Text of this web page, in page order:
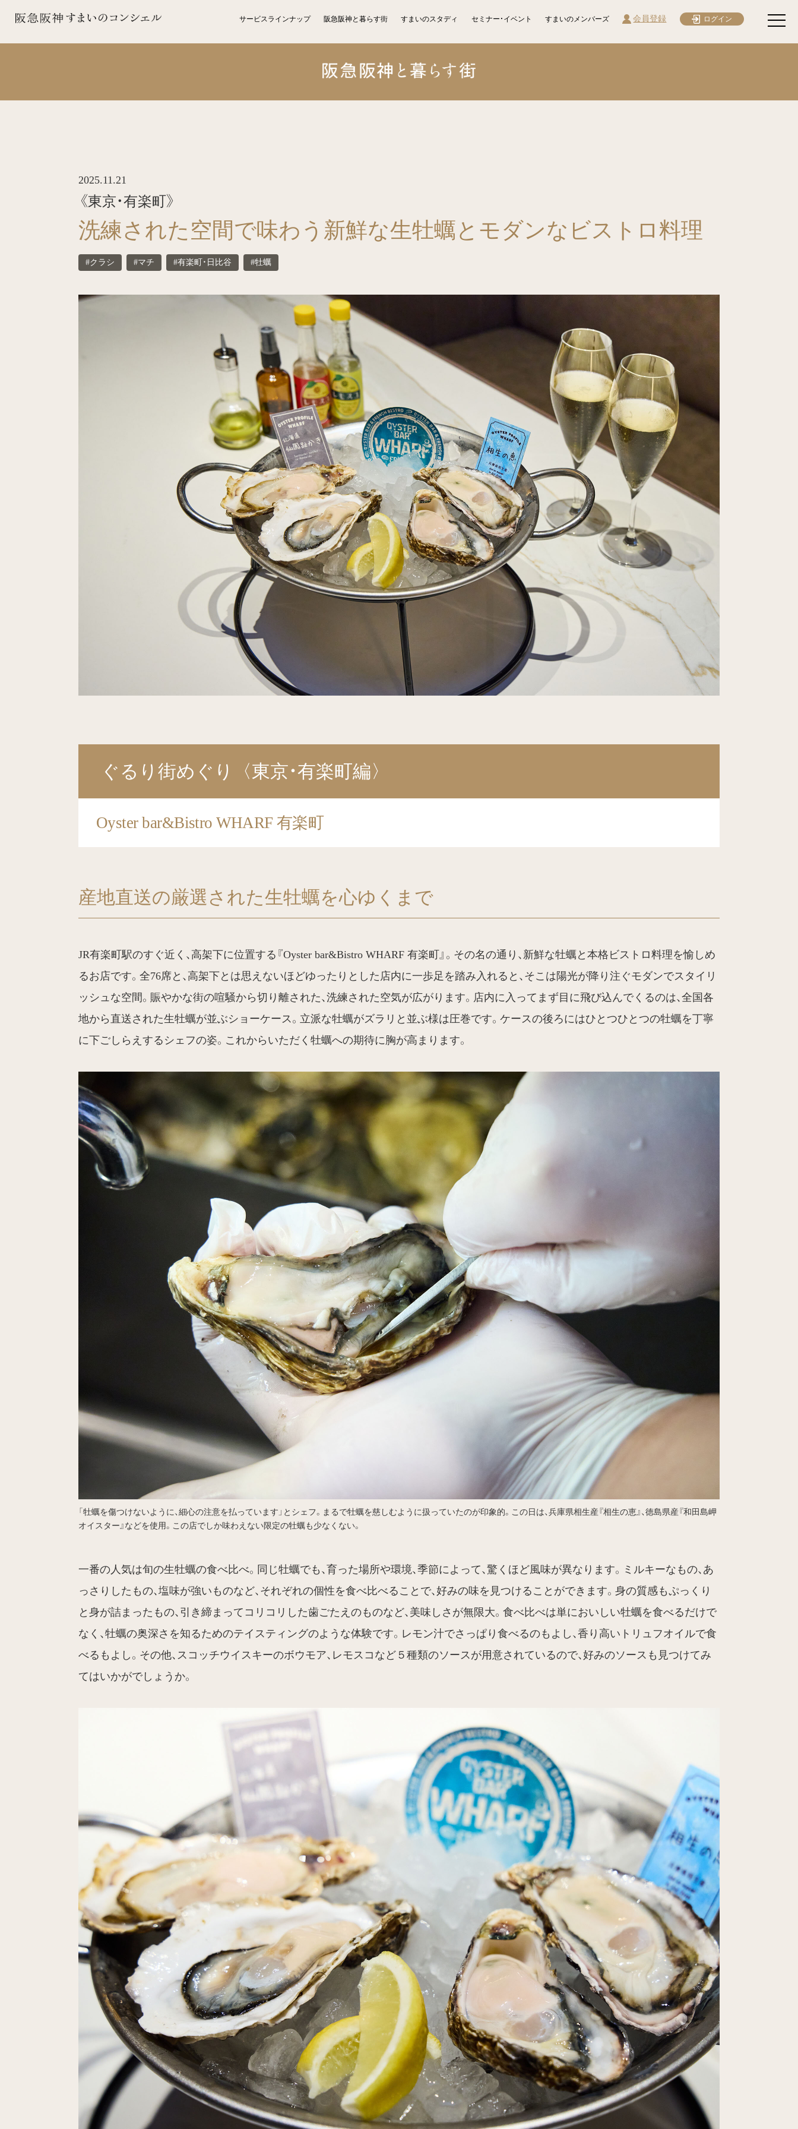
サービスラインナップ 阪急阪神と暮らす街 すまいのスタディ セミナー・イベント すまいのメンバーズ 会員登録 ログイン
2025.11.21
《東京・有楽町》
洗練された空間で味わう新鮮な生牡蠣とモダンなビストロ料理
#クラシ #マチ #有楽町・日比谷 #牡蠣
ぐるり街めぐり〈東京・有楽町編〉
Oyster bar&Bistro WHARF 有楽町
産地直送の厳選された生牡蠣を心ゆくまで
JR有楽町駅のすぐ近く、高架下に位置する『Oyster bar&Bistro WHARF 有楽町』。その名の通り、新鮮な牡蠣と本格ビストロ料理を愉しめ
るお店です。全76席と、高架下とは思えないほどゆったりとした店内に一歩足を踏み入れると、そこは陽光が降り注ぐモダンでスタイリ
ッシュな空間。賑やかな街の喧騒から切り離された、洗練された空気が広がります。店内に入ってまず目に飛び込んでくるのは、全国各
地から直送された生牡蠣が並ぶショーケース。立派な牡蠣がズラリと並ぶ様は圧巻です。ケースの後ろにはひとつひとつの牡蠣を丁寧
に下ごしらえするシェフの姿。これからいただく牡蠣への期待に胸が高まります。
「牡蠣を傷つけないように、細心の注意を払っています」とシェフ。まるで牡蠣を慈しむように扱っていたのが印象的。この日は、兵庫県相生産『相生の恵』、徳島県産『和田島岬
オイスター』などを使用。この店でしか味わえない限定の牡蠣も少なくない。
一番の人気は旬の生牡蠣の食べ比べ。同じ牡蠣でも、育った場所や環境、季節によって、驚くほど風味が異なります。ミルキーなもの、あ
っさりしたもの、塩味が強いものなど、それぞれの個性を食べ比べることで、好みの味を見つけることができます。身の質感もぷっくり
と身が詰まったもの、引き締まってコリコリした歯ごたえのものなど、美味しさが無限大。食べ比べは単においしい牡蠣を食べるだけで
なく、牡蠣の奥深さを知るためのテイスティングのような体験です。レモン汁でさっぱり食べるのもよし、香り高いトリュフオイルで食
べるもよし。その他、スコッチウイスキーのボウモア、レモスコなど５種類のソースが用意されているので、好みのソースも見つけてみ
てはいかがでしょうか。